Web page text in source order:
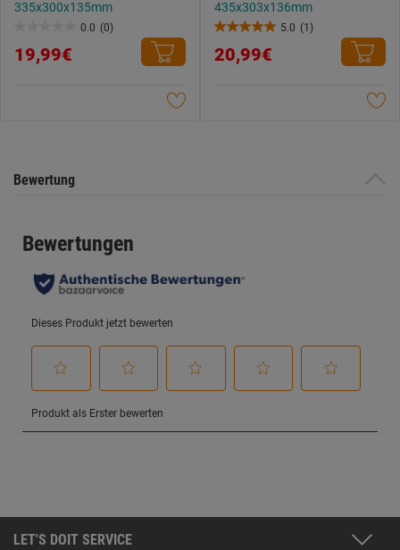
335x300x135mm
0.0 (0)
von
19,99€
435x303x136mm
5.0 (1)
5.0
von
20,99€
Bewertung
LET'S DOIT SERVICE